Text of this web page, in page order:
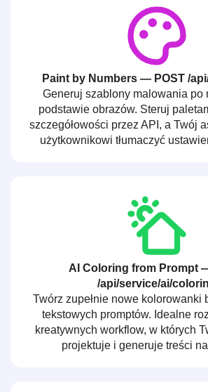
Paint by Numbers — POST /
Generuj szablony malowania po
podstawie obrazów. Steruj
szczegółowości przez API, a Twój
użytkownikowi tłumaczyć
AI Coloring from Prompt
/api/service/ai/
Twórz zupełnie nowe kolorowanki
tekstowych promptów. Idealne
kreatywnych workflow, w których
projektuje i generuje treści